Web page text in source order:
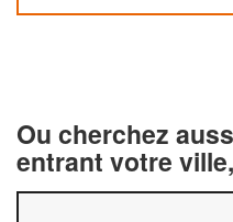
Ou cherchez
entrant votre